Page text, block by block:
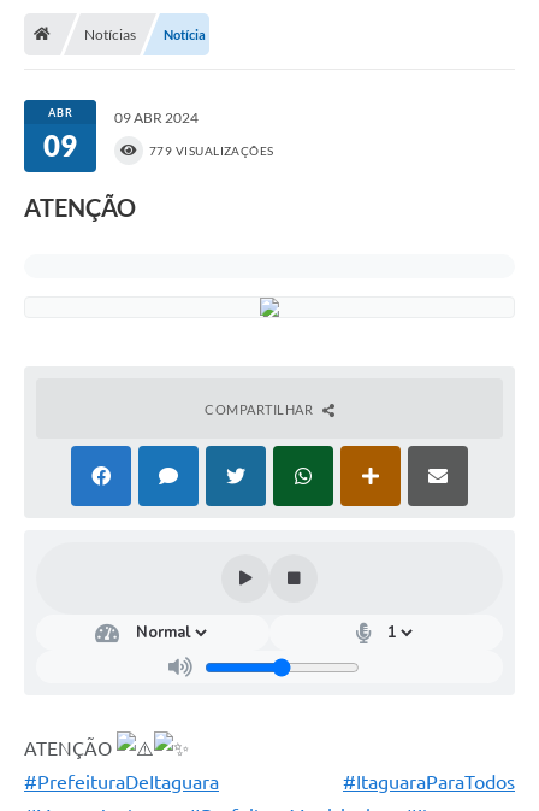
Notícias Notícia
ABR
09
09 ABR 2024
779 VISUALIZAÇÕES
ATENÇÃO
COMPARTILHAR
ATENÇÃO
#PrefeituraDeItaguara
#ItaguaraParaTodos